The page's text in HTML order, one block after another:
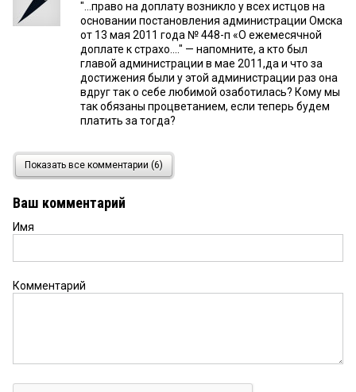
"...право на доплату возникло у всех истцов на
основании постановления администрации Омска
от 13 мая 2011 года № 448-п «О ежемесячной
доплате к страхо...." — напомните, а кто был
главой администрации в мае 2011,да и что за
достижения были у этой администрации раз она
вдруг так о себе любимой озаботилась? Кому мы
так обязаны процветанием, если теперь будем
платить за тогда?
25 июля 2018 в 14:27:
Шурочке: а какая связь? Фадина сегодня мэр, а
города перед бывшими чиновниками (и не перед
Тамара Григорьевна 25 июля 2018 в 14:24:
Сердечно поздравляю Оксану Николаевну и её
папу! Если долго бороться, то можно победить.
Фадина должна помогать отцу из личного
кармана, а не из скудного бюджета города
Показать все комментарии (6)
Ваш комментарий
Имя
Комментарий